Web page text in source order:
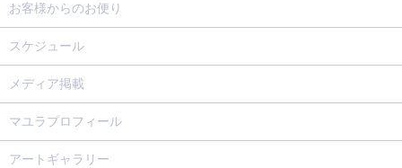
お客様からのお便り
スケジュール
メディア掲載
マユラプロフィール
アートギャラリー